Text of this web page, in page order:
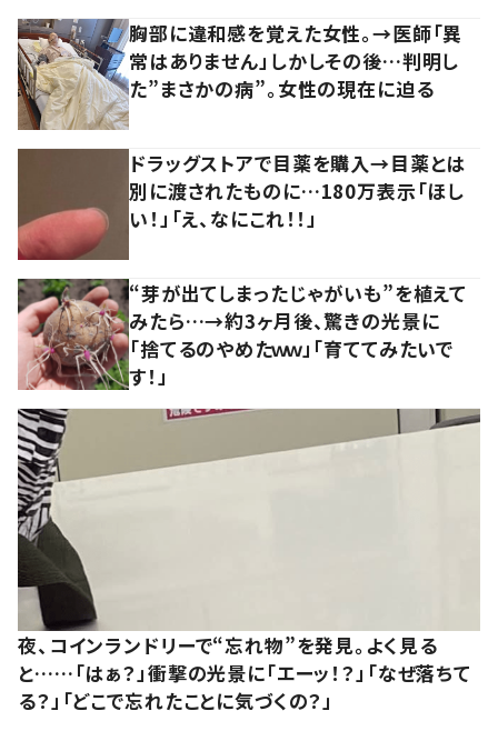
胸部に違和感を覚えた女性。→医師「異
常はありません」しかしその後…判明し
た”まさかの病”。女性の現在に迫る
ドラッグストアで目薬を購入→目薬とは
別に渡されたものに…180万表示「ほし
い！」「え、なにこれ！！」
“芽が出てしまったじゃがいも”を植えて
みたら…→約3ヶ月後、驚きの光景に
「捨てるのやめたｗｗ」「育ててみたいで
す！」
夜、コインランドリーで“忘れ物”を発見。よく見る
と……「はぁ？」衝撃の光景に「エーッ！？」「なぜ落ちて
る？」「どこで忘れたことに気づくの？」